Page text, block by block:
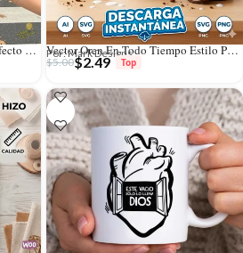
Vector El Tiempo de Dios es Perfecto Diseño Hand Lettering Sublimación Vector Oren En Todo Tiempo Estilo Parodia Oreo para Sublimación
Por: Mark Designs
$5.00$2.49